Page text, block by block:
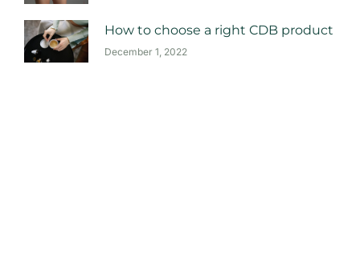
How to choose a right CDB product
December 1, 2022